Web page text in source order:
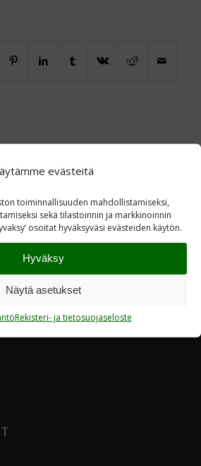
evästeitä
toiminnallisuuden mahdollistamiseksi,
sekä tilastoinnin ja markkinoinnin
osoitat hyväksyväsi evästeiden käytön.
Hyväksy
Näytä asetukset
Rekisteri- ja tietosuojaseloste